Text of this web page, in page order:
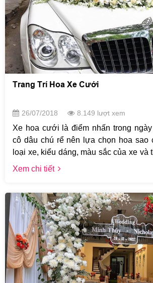
Trang Trí Hoa Xe Cưới
26/07/2018 8.149 lượt xem
Xe hoa cưới là điểm nhấn trong ngày
cô dâu chú rể nên lựa chọn hoa sao
loại xe, kiểu dáng, màu sắc của xe và
mình. Ngoài ra, việc chọn loại hoa
quãng đường đi xa hay gần. Nếu
chú rể nên chọn hoa lan, hoa hồng
gió, môi trường để trang trí. Nếu hai
không xa, bạn có thể chọn những
như hoa lan tường, kết hợp cẩm
Hoặc với các mẫu sang trọng hơn có
Lan Hồ Điệp, Mẫu đơn, Địa lan. Cô dâu
lưu tâm tới việc chọn hoa theo mùa,
đúng mùa lúc nào cũng đẹp nhất, và
Xem chi tiết